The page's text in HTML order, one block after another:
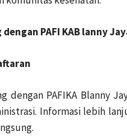
PAFI KAB lanny
dengan PAFIKA Blanny
Informasi lebih